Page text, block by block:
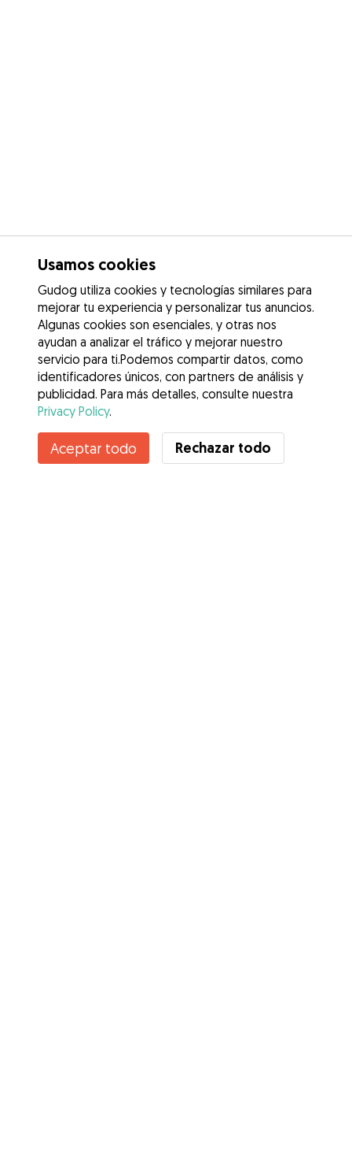
Usamos cookies
Gudog utiliza cookies y tecnologías similares para
mejorar tu experiencia y personalizar tus anuncios.
Algunas cookies son esenciales, y otras nos
ayudan a analizar el tráfico y mejorar nuestro
servicio para ti.Podemos compartir datos, como
identificadores únicos, con partners de análisis y
publicidad. Para más detalles, consulte nuestra
Privacy Policy.
Aceptar todo Rechazar todo